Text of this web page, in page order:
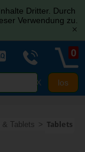
Dritter. Durch
Verwendung zu.
[x]
X
0
& Tablets Tablets